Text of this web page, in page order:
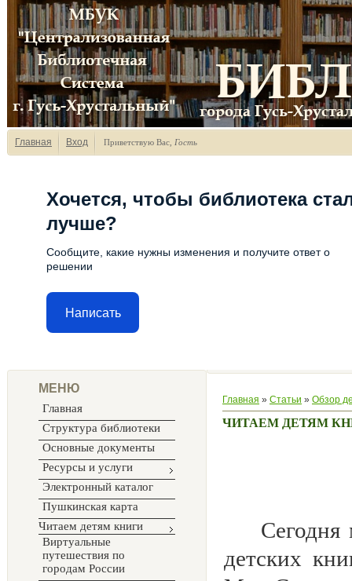
Главная Вход Приветствую Вас Гость
Хочется, чтобы библиотека
лучше?
Сообщите, какие нужны изменения и получите ответ о
решении
Написать
МЕНЮ
Главная
Структура библиотеки
Основные документы
Ресурсы и услуги
Электронный каталог
Пушкинская карта
Читаем детям книги
Виртуальные
путешествия по
городам России
Главная » Статьи » Обзор
ЧИТАЕМ ДЕТЯМ
Сегодня
детских